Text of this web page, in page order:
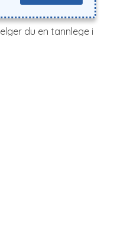
du en tannlege i